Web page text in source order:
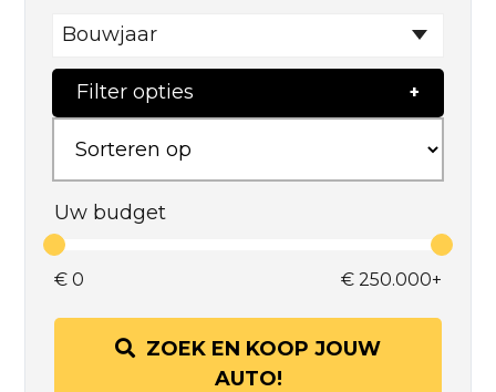
Bouwjaar
Filter opties
Uw budget
€ 0 € 250.000+
ZOEK EN KOOP JOUW
AUTO!